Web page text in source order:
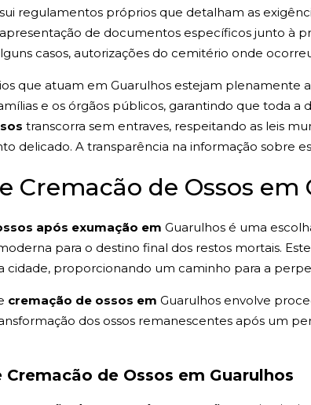
regulamentos próprios que detalham as
de documentos específicos junto à
casos, autorizações do cemitério onde
que atuam em Guarulhos estejam plenamente
e os órgãos públicos, garantindo que toda
transcorra sem entraves, respeitando as leis
delicado. A transparência na informação sobre
Cremacão de Ossos
após exumação em Guarulhos é uma
para o destino final dos restos mortais.
cidade, proporcionando um caminho para a
cremação de ossos em Guarulhos envolve
dos ossos remanescentes após um
de Ossos em Guarulhos